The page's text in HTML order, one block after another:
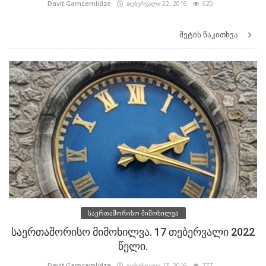
Davit.Gamcemlidze თებერვალი 22, 2016 620
მეტის წაკითხვა
საერთაშორისო მიმოხილვა
საერთაშორისო მიმოხილვა. 17 თებერვალი 2022
წელი.